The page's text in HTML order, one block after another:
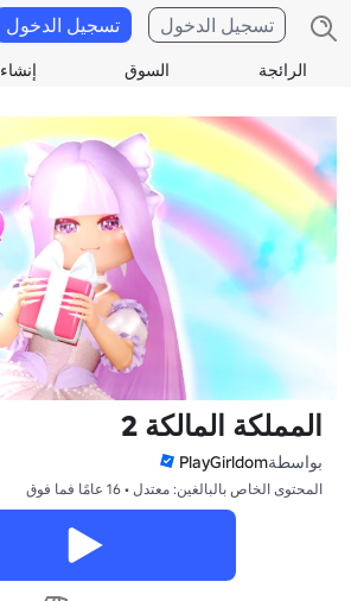
الرائجة السوق إنشاء
تسجيل الدخول تسجيل الدخول
المملكة المالكة 2
بواسطةPlayGirldom
المحتوى الخاص بالبالغين: معتدل • 16 عامًا فما فوق